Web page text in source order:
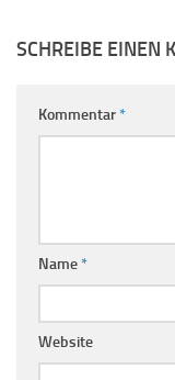
SCHREIBE EINEN
Kommentar*
Name*
Website